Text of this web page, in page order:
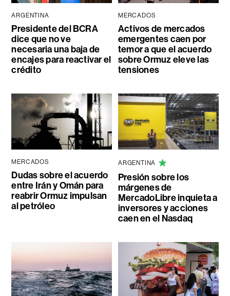
ARGENTINA
Presidente del BCRA
dice que no ve
necesaria una baja de
encajes para reactivar el
crédito
MERCADOS
Activos de mercados
emergentes caen por
temor a que el acuerdo
sobre Ormuz eleve las
tensiones
MERCADOS
Dudas sobre el acuerdo
entre Irán y Omán para
reabrir Ormuz impulsan
al petróleo
ARGENTINA
Presión sobre los
márgenes de
MercadoLibre inquieta a
inversores y acciones
caen en el Nasdaq